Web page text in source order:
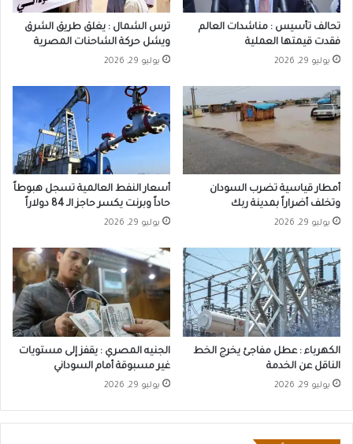
تحالف تأسيس : مناشدات العالم
فقدت قيمتها العملية
يوليو 29, 2026
ترس الشمال : يغلق طريق الشرق
ويشل حركة الشاحنات المصرية
يوليو 29, 2026
أمطار قياسية تضرب السودان
وتخلف أضراراً بمدينة ربك
يوليو 29, 2026
أسعار النفط العالمية تسجل هبوطاً
حاداً وبرنت يكسر حاجز الـ 84 دولاراً
يوليو 29, 2026
الكهرباء : عطل مفاجئ يخرج الخط
الناقل عن الخدمة
يوليو 29, 2026
الجنيه المصري : يقفز إلى مستويات
غير مسبوقة أمام السوداني
يوليو 29, 2026